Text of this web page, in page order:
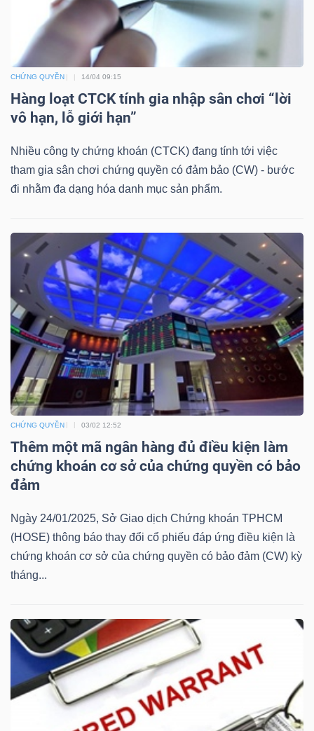
CHỨNG QUYỀN 14/04 09:15
Hàng loạt CTCK tính gia nhập sân chơi “lời
vô hạn, lỗ giới hạn”
Nhiều công ty chứng khoán (CTCK) đang tính tới việc
tham gia sân chơi chứng quyền có đảm bảo (CW) - bước
đi nhằm đa dạng hóa danh mục sản phẩm.
CHỨNG QUYỀN 03/02 12:52
Thêm một mã ngân hàng đủ điều kiện làm
chứng khoán cơ sở của chứng quyền có bảo
đảm
Ngày 24/01/2025, Sở Giao dịch Chứng khoán TPHCM
(HOSE) thông báo thay đổi cổ phiếu đáp ứng điều kiện là
chứng khoán cơ sở của chứng quyền có bảo đảm (CW) kỳ
tháng...
TIỆN
ÍCH
BẤT
Mã
chứng
khoán
(-)
Tất cả Cổ phiếu Chỉ số Chứng chỉ quỹ
Lãnh
đạo
Tất cả Người nội bộ Người liên quan Cổ đông lớn
tức
(-)
của
tác
giả
(-)